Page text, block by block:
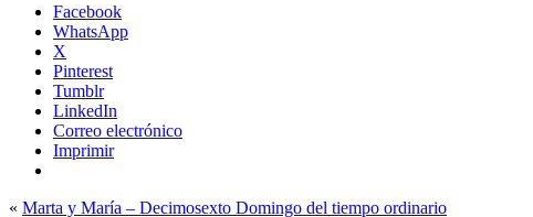
Facebook
WhatsApp
X
Pinterest
Tumblr
LinkedIn
Correo electrónico
Imprimir
« Marta y María – Decimosexto Domingo del tiempo ordinario